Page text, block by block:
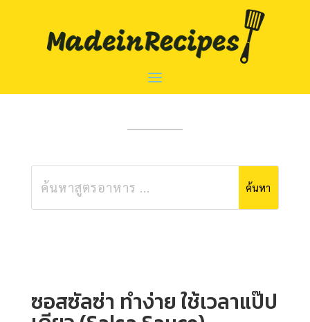
ซอสซัลซ่า ทำง่าย ใช้เวลาแป๊ป